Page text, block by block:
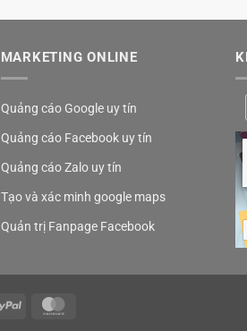
MARKETING ONLINE
Quảng cáo Google uy tín
Quảng cáo Facebook uy tín
Quảng cáo Zalo uy tín
Tạo và xác minh google maps
Quản trị Fanpage Facebook
PayPal